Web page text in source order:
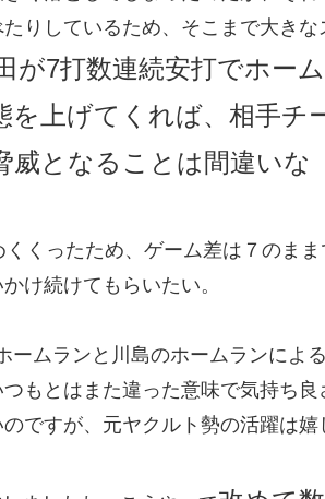
りしているため、そこまで大きな
が7打数連続安打でホーム
上げてくれば、相手チ
威となることは間違いな
くったため、ゲーム差は７のまま
け続けてもらいたい。
ムランと川島のホームランによ
もとはまた違った意味で気持ち良
ですが、元ヤクルト勢の活躍は嬉